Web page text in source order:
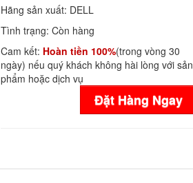
Hãng sản xuất: DELL
Tình trạng: Còn hàng
Cam kết: Hoàn tiền 100%(trong vòng 30
ngày) nếu quý khách không hài lòng với sản
phẩm hoặc dịch vụ
Đặt Hàng Ngay